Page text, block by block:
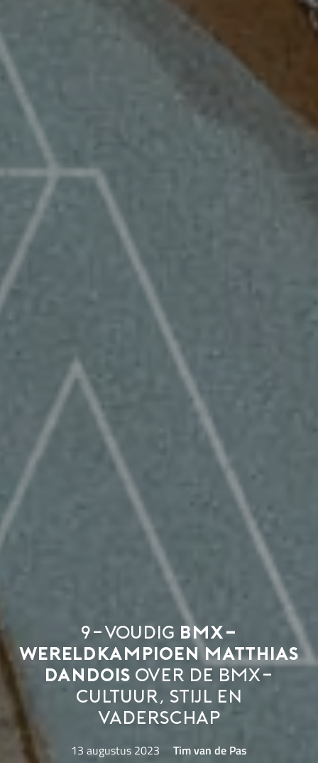
9-voudig BMX-
wereldkampioen Matthias
Dandois over de BMX-
cultuur, stijl en
vaderschap
13 augustus 2023 Tim van de Pas